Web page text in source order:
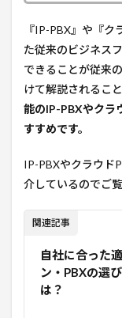
『IP-PBX』や『
た従来のビジネス
できることが従来
けて解説されるこ
能のIP-PBXやクラ
すすめです。
IP-PBXやクラウド
介しているのでご覧
関連記事
自社に合った
ン・PBXの選
は？